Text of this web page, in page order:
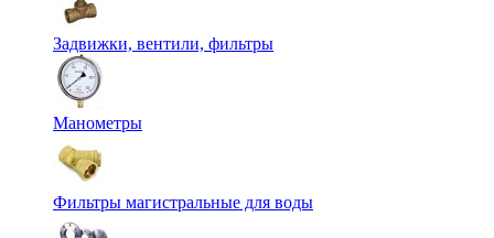
Задвижки, вентили, фильтры
Манометры
Фильтры магистральные для воды